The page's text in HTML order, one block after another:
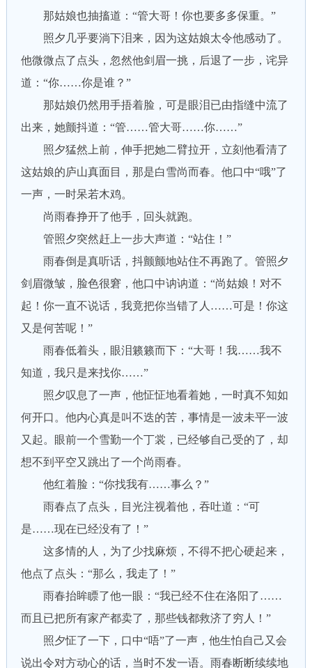
那姑娘也抽搐道：“管大哥！你也要多多保重。”
照夕几乎要淌下泪来，因为这姑娘太令他感动了。
他微微点了点头，忽然他剑眉一挑，后退了一步，诧异
道：“你……你是谁？”
那姑娘仍然用手捂着脸，可是眼泪已由指缝中流了
出来，她颤抖道：“管……管大哥……你……”
照夕猛然上前，伸手把她二臂拉开，立刻他看清了
这姑娘的庐山真面目，那是白雪尚而春。他口中“哦”了
一声，一时呆若木鸡。
尚雨春挣开了他手，回头就跑。
管照夕突然赶上一步大声道：“站住！”
雨春倒是真听话，抖颤颤地站住不再跑了。管照夕
剑眉微皱，脸色很窘，他口中讷讷道：“尚姑娘！对不
起！你一直不说话，我竟把你当错了人……可是！你这
又是何苦呢！”
雨春低着头，眼泪籁籁而下：“大哥！我……我不
知道，我只是来找你……”
照夕叹息了一声，他怔怔地看着她，一时真不知如
何开口。他内心真是叫不迭的苦，事情是一波未平一波
又起。眼前一个雪勤一个丁裳，已经够自己受的了，却
想不到平空又跳出了一个尚雨春。
他红着脸：“你找我有……事么？”
雨春点了点头，目光注视着他，吞吐道：“可
是……现在已经没有了！”
这多情的人，为了少找麻烦，不得不把心硬起来，
他点了点头：“那么，我走了！”
雨春抬眸瞟了他一眼：“我已经不住在洛阳了……
而且已把所有家产都卖了，那些钱都救济了穷人！”
照夕怔了一下，口中“唔”了一声，他生怕自己又会
说出令对方动心的话，当时不发一语。雨春断断续续地